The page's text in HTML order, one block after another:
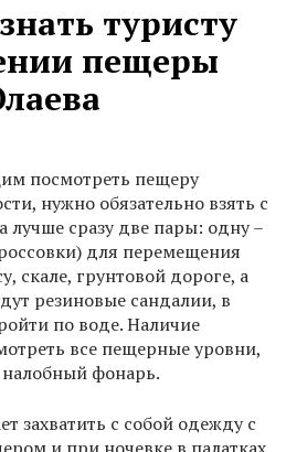
туристу
пещеры
посмотреть пещеру
нужно обязательно взять с
лучше сразу две пары: одну –
для перемещения
скале, грунтовой дороге, а
резиновые сандалии, в
по воде. Наличие
все пещерные уровни,
налобный фонарь.
захватить с собой одежду с